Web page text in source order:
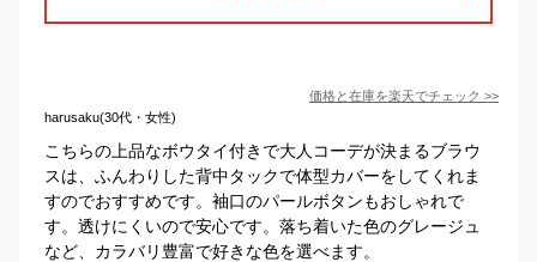
価格と在庫を楽天でチェック >>
harusaku(30代・女性)
こちらの上品なボウタイ付きで大人コーデが決まるブラウ
スは、ふんわりした背中タックで体型カバーをしてくれま
すのでおすすめです。袖口のパールボタンもおしゃれで
す。透けにくいので安心です。落ち着いた色のグレージュ
など、カラバリ豊富で好きな色を選べます。